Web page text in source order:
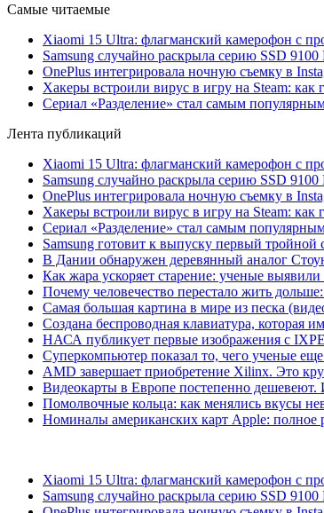
Самые читаемые
Xiaomi 15 Ultra: флагманский камерофон с
Samsung случайно раскрыла серию SSD
OnePlus интегрировала ночную съемку в
Хакеры встроили вирус в игру на Steam: как
Сериал «Разделение» стал самым
Лента публикаций
Xiaomi 15 Ultra: флагманский камерофон с
Samsung случайно раскрыла серию SSD
OnePlus интегрировала ночную съемку в
Хакеры встроили вирус в игру на Steam: как
Сериал «Разделение» стал самым
Samsung готовит к выпуску первый тройной
В Дании обнаружен деревянный аналог
Как жара ускоряет старение: ученые
Почему человечество перестало жить
Самая большая картина в мире из песка
Создана беспроводная клавиатура, которая
НАСА публикует первые изображения с
Суперкомпьютер показал то, чего ученые
AMD завершает приобретение Xilinx. Это
Видеокарты в Европе постепенно дешевеют.
Помолвочные кольца: как менялись вкусы
Номиналы американских карт Apple: полное
Xiaomi 15 Ultra: флагманский камерофон с
Samsung случайно раскрыла серию SSD